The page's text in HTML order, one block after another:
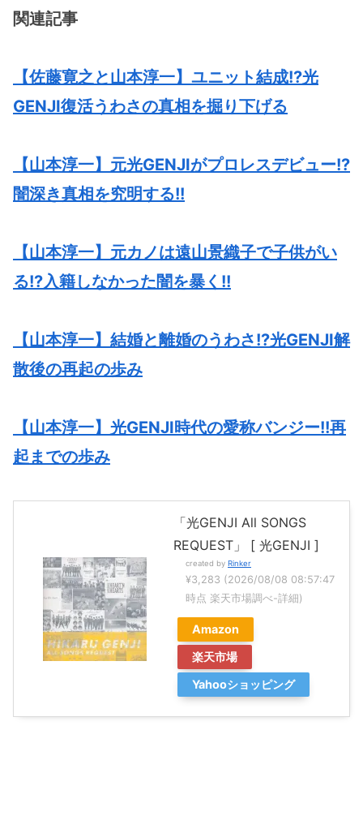
関連記事
【佐藤寛之と山本淳一】ユニット結成!?光
GENJI復活うわさの真相を掘り下げる
【山本淳一】元光GENJIがプロレスデビュー!?
闇深き真相を究明する!!
【山本淳一】元カノは遠山景織子で子供がい
る!?入籍しなかった闇を暴く!!
【山本淳一】結婚と離婚のうわさ!?光GENJI解
散後の再起の歩み
【山本淳一】光GENJI時代の愛称バンジー!!再
起までの歩み
「光GENJI All SONGS
REQUEST」 [ 光GENJI ]
created by Rinker
¥3,283 (2026/08/08 08:57:47
時点 楽天市場調べ-詳細)
Amazon
楽天市場
Yahooショッピング